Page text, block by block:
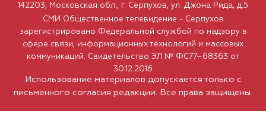
Использование материалов допускается только с
письменного согласия редакции. Все права защищены.
142203, Московская обл., г. Серпухов, ул. Джона Рида, д.5
СМИ Общественное телевидение - Серпухов
зарегистрировано Федеральной службой по надзору в
сфере связи, информационных технологий и массовых
коммуникаций. Свидетельство ЭЛ № ФС77–68363 от
30.12.2016